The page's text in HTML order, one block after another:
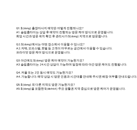
Q1. ${dong} 출장마사지 예약은 어떻게 진행되나요?
A1. 슬림홈타이는 상담 후 예약이 진행되는 방문 케어 방식으로 운영됩니다.
희망 시간과 방문 위치 확인 후 관리사가 ${dong} 지역으로 방문합니다.
Q2. ${dong}에서는 어떤 장소에서 이용할 수 있나요?
A2. 자택, 오피스텔, 호텔 등 고객이 머무르는 공간에서 이용할 수 있습니다.
프라이빗 방문 케어 방식으로 운영됩니다.
Q3. 야간에도 ${dong} 방문 케어 예약이 가능한가요?
A3. 슬림홈타이는 24시간 상담이 가능하며 일정에 따라 야간 방문 케어도 진행됩니다.
Q4. 커플 또는 2인 동시 예약도 가능한가요?
A4. 가능합니다. 예약 상담 시 방문 인원과 시간대를 안내해 주시면 배정 여부를 안내드립니다.
Q5. ${dong} 외 다른 지역도 방문 가능한가요?
A5. ${dong}을 포함한 ${district} 주요 생활권 지역 중심으로 방문 케어가 운영됩니다.